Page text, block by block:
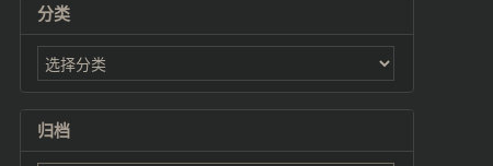
分类
归档